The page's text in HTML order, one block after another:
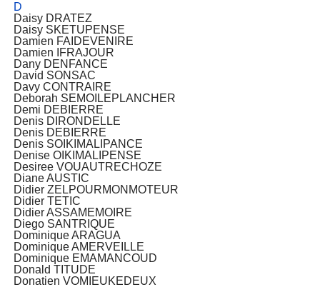
D
Daisy DRATEZ
Daisy SKETUPENSE
Damien FAIDEVENIRE
Damien IFRAJOUR
Dany DENFANCE
David SONSAC
Davy CONTRAIRE
Deborah SEMOILEPLANCHER
Demi DEBIERRE
Denis DIRONDELLE
Denis DEBIERRE
Denis SOIKIMALIPANCE
Denise OIKIMALIPENSE
Desiree VOUAUTRECHOZE
Diane AUSTIC
Didier ZELPOURMONMOTEUR
Didier TETIC
Didier ASSAMEMOIRE
Diego SANTRIQUE
Dominique ARAGUA
Dominique AMERVEILLE
Dominique EMAMANCOUD
Donald TITUDE
Donatien VOMIEUKEDEUX